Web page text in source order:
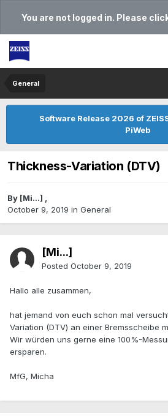
You are not logged in. Please
General
Software Release 2026 of
PiWeb
Thickness-Variation (DTV)
By [Mi...] ,
October 9, 2019 in General
[Mi...]
Posted October 9, 2019
Hallo alle zusammen,
hat jemand von euch schon mal
Variation (DTV) an einer Bremsscheibe
Wir würden uns gerne eine 100%-
ersparen.
MfG, Micha